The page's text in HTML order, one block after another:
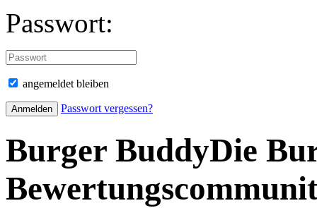
Passwort:
angemeldet bleiben
Passwort vergessen?
Burger BuddyDie